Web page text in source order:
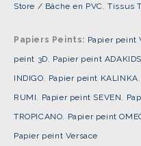
Store / Bâche en PVC,Tissus
Papiers Peints: Papier peint
peint 3D, Papier peint ADAKIDS
INDIGO, Papier peint KALINKA,
RUMI, Papier peint SEVEN,
TROPICANO, Papier peint
Papier peint Versace